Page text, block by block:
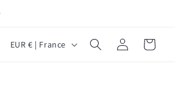
EUR € | France Connexion Panier